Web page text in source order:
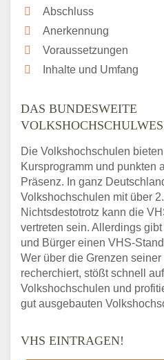
Abschluss
Anerkennung
Voraussetzungen
Inhalte und Umfang
DAS BUNDESWEITE
Die Volkshochschulen
Kursprogramm und punkten
Präsenz. In ganz
Volkshochschulen mit über
Nichtsdestotrotz kann die
vertreten sein. Allerdings
und Bürger einen VHS-
Wer über die Grenzen
recherchiert, stößt schnell
Volkshochschulen und
gut ausgebauten
VHS EINTRAGEN!